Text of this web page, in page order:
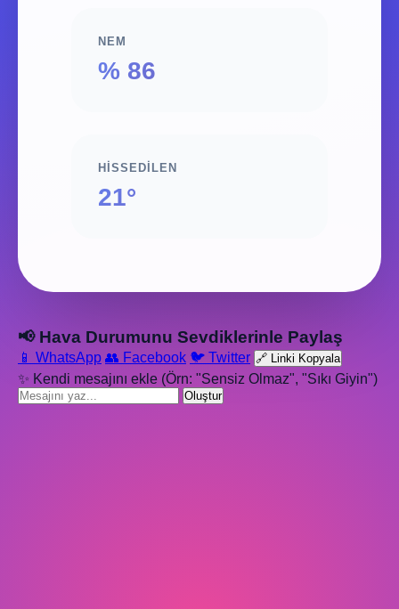
NEM
% 86
HISSEDILEN
21°
📢 Hava Durumunu Sevdiklerinle Paylaş
📱 WhatsApp 👥 Facebook 🐦 Twitter 🔗 Linki Kopyala
✨ Kendi mesajını ekle (Örn: "Sensiz Olmaz", "Sıkı Giyin")
Oluştur